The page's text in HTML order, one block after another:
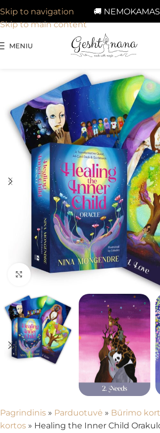
🚚 NEMOKAMAS
Skip to navigation
Skip to main content
MENIU
Spustelėkite, kad padidintumėte
Pagrindinis » Parduotuvė » Būrimo
kortos » Healing the Inner Child